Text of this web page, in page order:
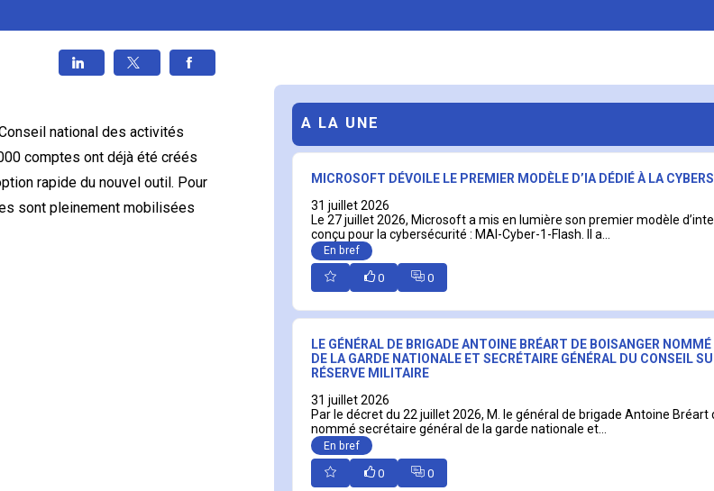
national des activités
comptes ont déjà été créés
rapide du nouvel outil. Pour
sont pleinement mobilisées
A LA UNE
MICROSOFT DÉVOILE LE PREMIER MODÈLE D’IA DÉDIÉ À LA
31 juillet 2026
Le 27 juillet 2026, Microsoft a mis en lumière son premier modèle
conçu pour la cybersécurité : MAI-Cyber-1-Flash. Il a...
En bref
0 0
LE GÉNÉRAL DE BRIGADE ANTOINE BRÉART DE BOISANGER
DE LA GARDE NATIONALE ET SECRÉTAIRE GÉNÉRAL DU CONSEIL
RÉSERVE MILITAIRE
31 juillet 2026
Par le décret du 22 juillet 2026, M. le général de brigade Antoine Bréart
nommé secrétaire général de la garde nationale et...
En bref
0 0